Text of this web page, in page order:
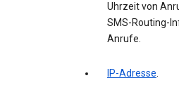
Uhrzeit von
SMS-Routing-
Anrufe.
IP-Adresse.